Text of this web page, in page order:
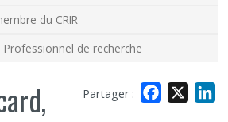
du CRIR
Professionnel de recherche
Partager : Facebook